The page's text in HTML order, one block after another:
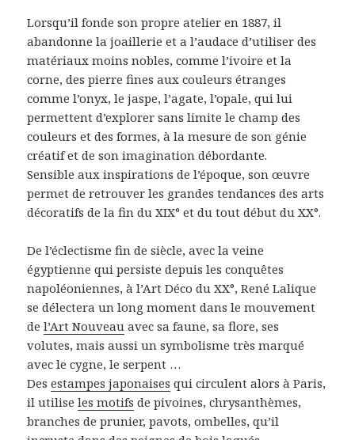
Lorsqu’il fonde son propre atelier en 1887, il
abandonne la joaillerie et a l’audace d’utiliser des
matériaux moins nobles, comme l’ivoire et la
corne, des pierre fines aux couleurs étranges
comme l’onyx, le jaspe, l’agate, l’opale, qui lui
permettent d’explorer sans limite le champ des
couleurs et des formes, à la mesure de son génie
créatif et de son imagination débordante.
Sensible aux inspirations de l’époque, son œuvre
permet de retrouver les grandes tendances des arts
décoratifs de la fin du XIX° et du tout début du XX°.
De l’éclectisme fin de siècle, avec la veine
égyptienne qui persiste depuis les conquêtes
napoléoniennes, à l’Art Déco du XX°, René Lalique
se délectera un long moment dans le mouvement
del’Art Nouveau avec sa faune, sa flore, ses
volutes, mais aussi un symbolisme très marqué
avec le cygne, le serpent …
Desestampes japonaises qui circulent alors à Paris,
il utiliseles motifs de pivoines, chrysanthèmes,
branches de prunier, pavots, ombelles, qu’il